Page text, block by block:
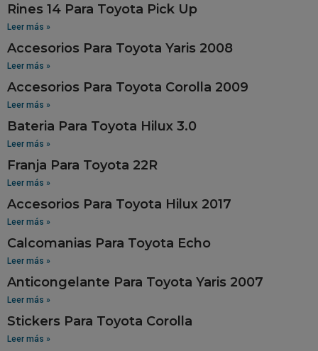
Rines 14 Para Toyota Pick Up
Leer más »
Accesorios Para Toyota Yaris 2008
Leer más »
Accesorios Para Toyota Corolla 2009
Leer más »
Bateria Para Toyota Hilux 3.0
Leer más »
Franja Para Toyota 22R
Leer más »
Accesorios Para Toyota Hilux 2017
Leer más »
Calcomanias Para Toyota Echo
Leer más »
Anticongelante Para Toyota Yaris 2007
Leer más »
Stickers Para Toyota Corolla
Leer más »